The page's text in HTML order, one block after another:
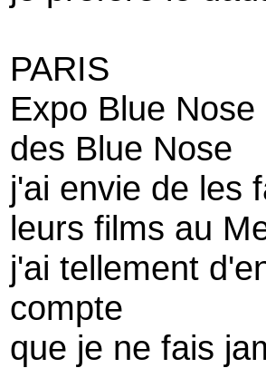
PARIS
Expo Blue
des Blue Nose
j'ai envie de les
leurs films au
j'ai tellement
compte
que je ne fais